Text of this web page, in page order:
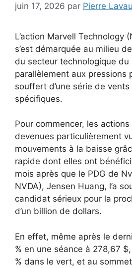
juin 17, 2026 par Pierre
L’action Marvell Technology
s’est démarquée au milieu
du secteur technologique du
parallèlement aux pressions
souffert d’une série de
spécifiques.
Pour commencer, les
devenues particulièrement
mouvements à la baisse
rapide dont elles ont
mois après que le PDG de
NVDA), Jensen Huang, l’a
candidat sérieux pour la
d’un billion de dollars.
En effet, même après le
% en une séance à 278,67
% dans le vert, et au